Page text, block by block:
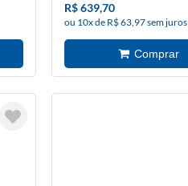
R$ 639,70
ou 10x de R$ 63,97 sem juros